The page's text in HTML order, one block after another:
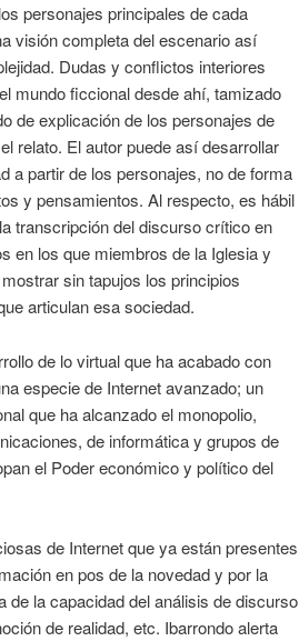
personajes principales de cada
visión completa del escenario así
Dudas y conflictos interiores
mundo ficcional desde ahí, tamizado
de explicación de los personajes de
relato. El autor puede así desarrollar
a partir de los personajes, no de forma
y pensamientos. Al respecto, es hábil
transcripción del discurso crítico en
en los que miembros de la Iglesia y
sin tapujos los principios
articulan esa sociedad.
de lo virtual que ha acabado con
especie de Internet avanzado; un
que ha alcanzado el monopolio,
de informática y grupos de
el Poder económico y político del
de Internet que ya están presentes
en pos de la novedad y por la
la capacidad del análisis de discurso
de realidad, etc. Ibarrondo alerta